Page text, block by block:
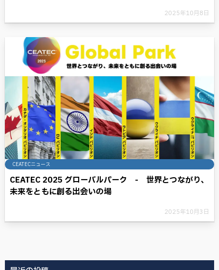
2025年10月8日
CEATECニュース
CEATEC 2025 グローバルパーク - 世界とつながり、
未来をともに創る出会いの場
2025年10月3日